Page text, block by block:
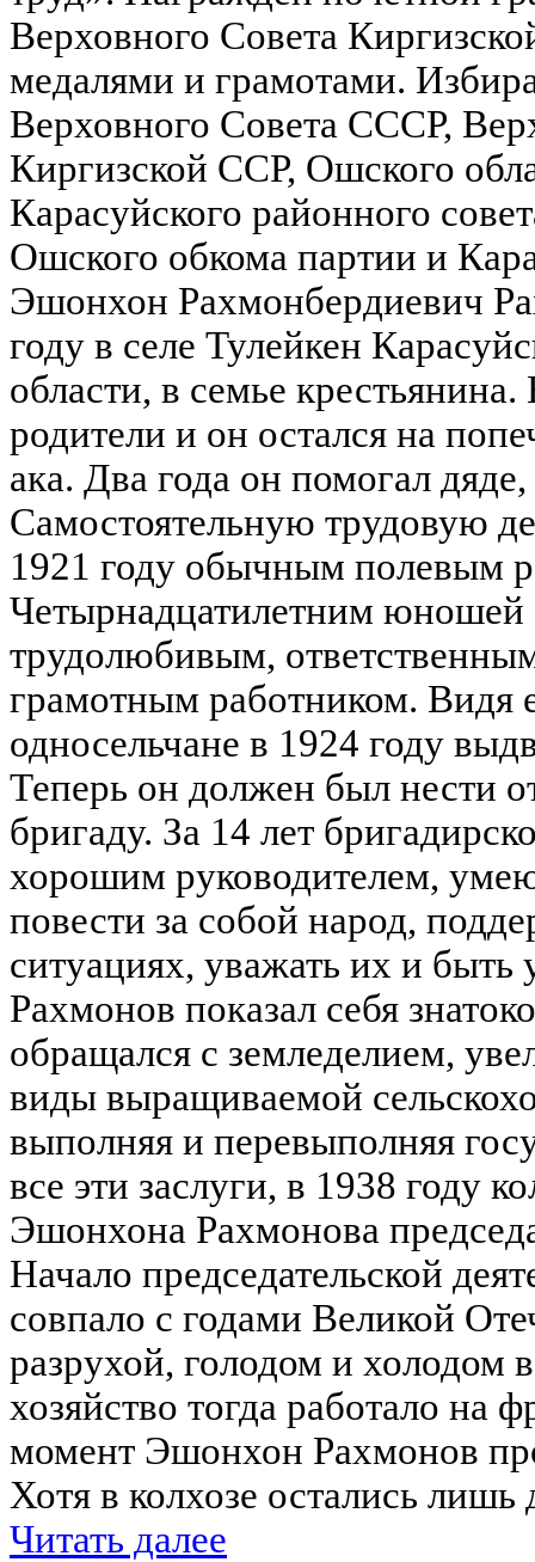
Верховного Совета
медалями и грамотами.
Верховного Совета СССР,
Киргизской ССР, Ошского
Карасуйского районного
Ошского обкома партии и
Эшонхон Рахмонбердиевич
году в селе Тулейкен
области, в семье
родители и он остался на
ака. Два года он помогал
Самостоятельную трудовую
1921 году обычным полевым
Четырнадцатилетним юношей
трудолюбивым,
грамотным работником. Видя
односельчане в 1924 году
Теперь он должен был нести
бригаду. За 14 лет
хорошим руководителем,
повести за собой народ,
ситуациях, уважать их и
Рахмонов показал себя
обращался с земледелием,
виды выращиваемой
выполняя и перевыполняя
все эти заслуги, в 1938 году
Эшонхона Рахмонова
Начало председательской
совпало с годами Великой
разрухой, голодом и холодом
хозяйство тогда работало на
момент Эшонхон Рахмонов
Хотя в колхозе остались
Читать далее